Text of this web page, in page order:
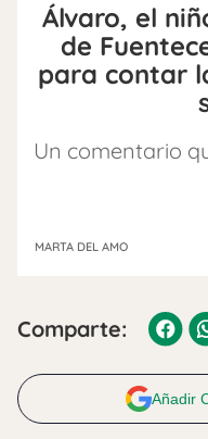
Álvaro, el
de
para contar
Un comentario
MARTA DEL AMO
Comparte:
Añadir